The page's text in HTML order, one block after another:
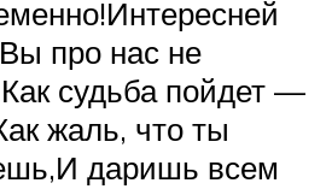
про нас не
судьба пойдет —
жаль, что ты
даришь всем